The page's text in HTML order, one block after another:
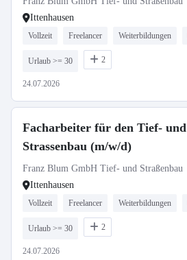
Ittenhausen
Vollzeit Freelancer Weiterbildungen
Urlaub >= 30 2
24.07.2026
Facharbeiter für den Tief- und
Strassenbau (m/w/d)
Franz Blum GmbH Tief- und Straßenbau
Ittenhausen
Vollzeit Freelancer Weiterbildungen
Urlaub >= 30 2
24.07.2026